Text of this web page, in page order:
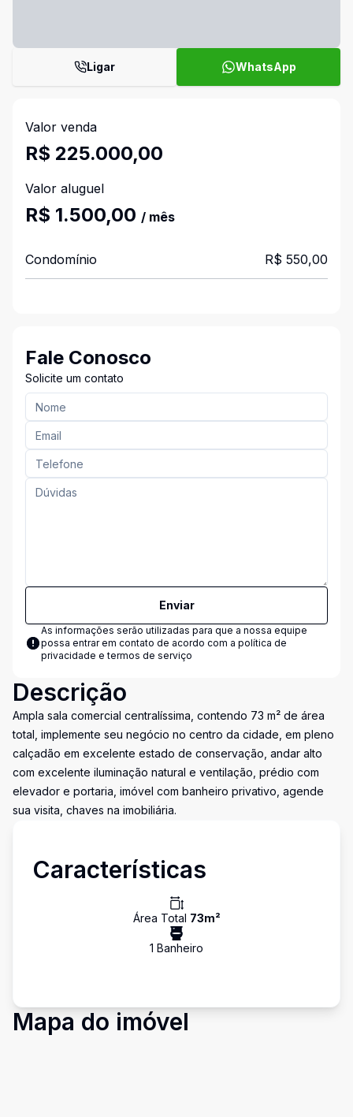
Ligar WhatsApp
Valor venda
R$ 225.000,00
Valor aluguel
R$ 1.500,00 / mês
Condomínio R$ 550,00
Fale Conosco
Solicite um contato
Enviar
As informações serão utilizadas para que a nossa equipe
possa entrar em contato de acordo com a política de
privacidade e termos de serviço
Descrição
Ampla sala comercial centralíssima, contendo 73 m² de área
total, implemente seu negócio no centro da cidade, em pleno
calçadão em excelente estado de conservação, andar alto
com excelente iluminação natural e ventilação, prédio com
elevador e portaria, imóvel com banheiro privativo, agende
sua visita, chaves na imobiliária.
Características
Área Total 73m²
1 Banheiro
Mapa do imóvel